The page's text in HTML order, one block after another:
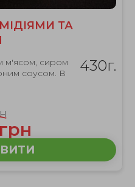
ТА
м'ясом, сиром
соусом. В
430г.